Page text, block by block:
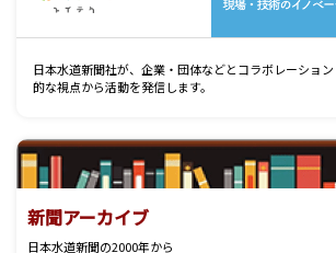
日本水道新聞社が、企業・団体などとコラボレーショ
的な視点から活動を発信します。
新聞アーカイブ
日本水道新聞の2000年から